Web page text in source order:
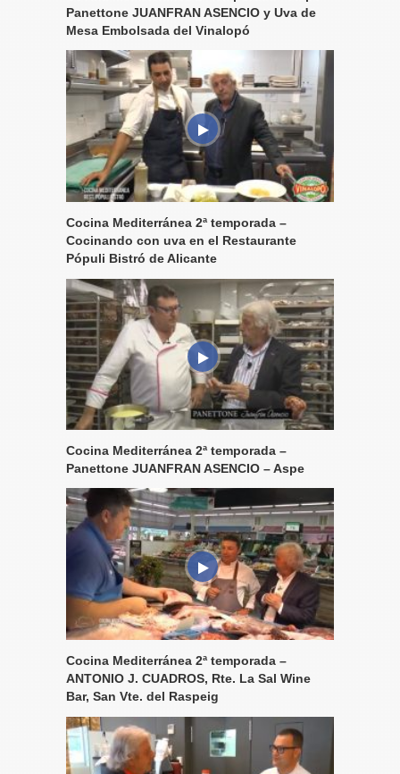
Panettone JUANFRAN ASENCIO y Uva de
Mesa Embolsada del Vinalopó
Cocina Mediterránea 2ª temporada –
Cocinando con uva en el Restaurante
Pópuli Bistró de Alicante
Cocina Mediterránea 2ª temporada –
Panettone JUANFRAN ASENCIO – Aspe
Cocina Mediterránea 2ª temporada –
ANTONIO J. CUADROS, Rte. La Sal Wine
Bar, San Vte. del Raspeig